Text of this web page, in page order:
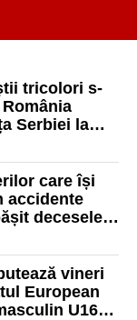
tricolori s-
Serbiei la
U16 ani!
care își
accidente
decesele
droguri
vineri
European
U16